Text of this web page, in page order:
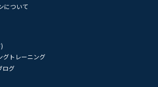
について
グトレーニング
ログ